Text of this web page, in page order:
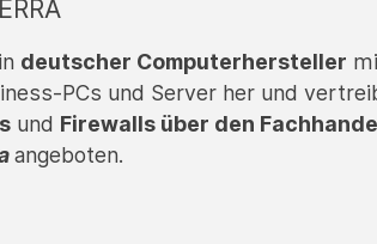
deutscher Computerhersteller
PCs und Server her und
und Firewalls über den
angeboten.